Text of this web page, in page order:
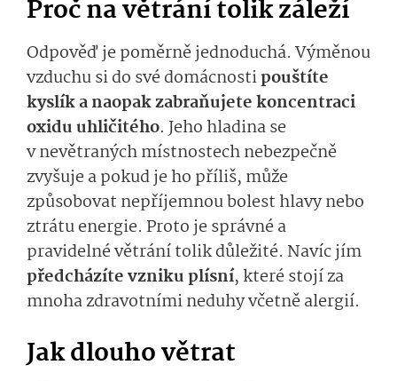
Proč na větrání tolik záleží
Odpověď je poměrně jednoduchá. Výměnou
vzduchu si do své domácnostipouštíte
kyslík a naopak zabraňujete koncentraci
oxidu uhličitého. Jeho hladina se
v nevětraných místnostech nebezpečně
zvyšuje a pokud je ho příliš, může
způsobovat nepříjemnou bolest hlavy nebo
ztrátu energie. Proto je správné a
pravidelné větrání tolik důležité. Navíc jím
předcházíte vzniku plísní, které stojí za
mnoha zdravotními neduhy včetně alergií.
Jak dlouho větrat